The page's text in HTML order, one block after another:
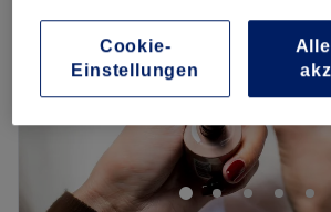
Cookie-
Einstellungen